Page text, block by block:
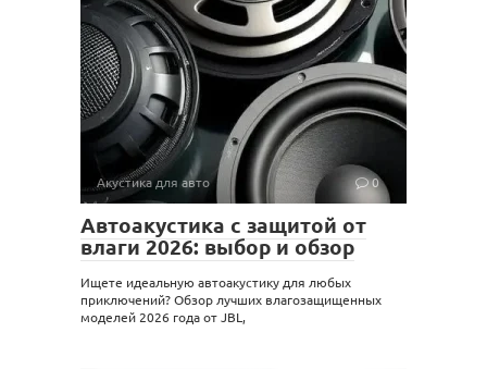
Акустика для авто 0
Автоакустика с защитой от
влаги 2026: выбор и обзор
Ищете идеальную автоакустику для любых
приключений? Обзор лучших влагозащищенных
моделей 2026 года от JBL,